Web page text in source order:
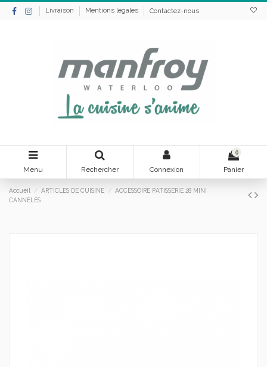
Livraison Mentions légales Contactez-nous
Menu Rechercher Connexion
0
Panier
Accueil ARTICLES DE CUISINE
ACCESSOIRE PATISSERIE 28 MINI
CANNELES